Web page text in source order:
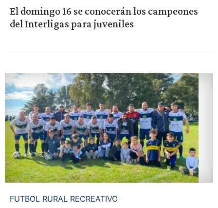
El domingo 16 se conocerán los campeones
del Interligas para juveniles
FUTBOL RURAL RECREATIVO